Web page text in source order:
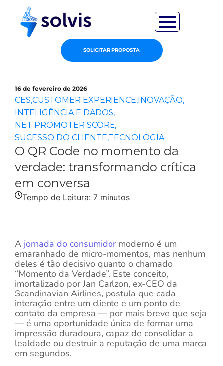
SOLICITAR PROPOSTA
16 de fevereiro de 2026
CES,CUSTOMER EXPERIENCE,INOVAÇÃO,
INTELIGÊNCIA E DADOS,
NET PROMOTER SCORE,
SUCESSO DO CLIENTE,TECNOLOGIA
O QR Code no momento da
verdade: transformando crítica
em conversa
Tempo de Leitura: 7 minutos
A jornada do consumidormoderno é um
emaranhado de micro-momentos, mas nenhum
deles é tão decisivo quanto o chamado
“Momento da Verdade”. Este conceito,
imortalizado por Jan Carlzon, ex-CEO da
Scandinavian Airlines, postula que cada
interação entre um cliente e um ponto de
contato da empresa — por mais breve que seja
— é uma oportunidade única de formar uma
impressão duradoura, capaz de consolidar a
lealdade ou destruir a reputação de uma marca
em segundos.